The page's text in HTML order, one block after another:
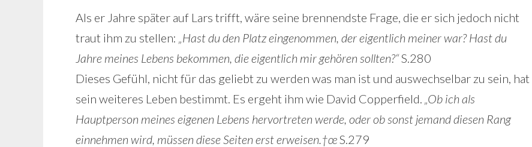
Als er Jahre später auf Lars trifft, wäre seine brennendste Frage, die er sich jedoch nicht
traut ihm zu stellen: „Hast du den Platz eingenommen, der eigentlich meiner war? Hast du
Jahre meines Lebens bekommen, die eigentlich mir gehören sollten?“S.280
Dieses Gefühl, nicht für das geliebt zu werden was man ist und auswechselbar zu sein, hat
sein weiteres Leben bestimmt. Es ergeht ihm wie David Copperfield. „Ob ich als
Hauptperson meines eigenen Lebens hervortreten werde, oder ob sonst jemand diesen Rang
einnehmen wird, müssen diese Seiten erst erweisen.†œS.279